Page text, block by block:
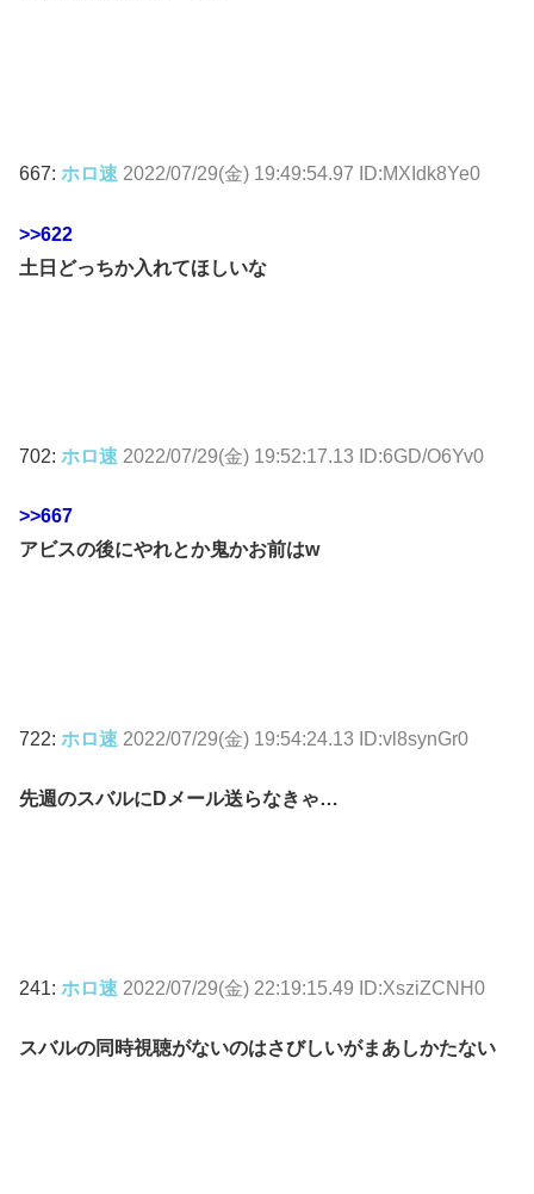
667: ホロ速 2022/07/29(金) 19:49:54.97 ID:MXIdk8Ye0
>>622
土日どっちか入れてほしいな
702: ホロ速 2022/07/29(金) 19:52:17.13 ID:6GD/O6Yv0
>>667
アビスの後にやれとか鬼かお前はw
722: ホロ速 2022/07/29(金) 19:54:24.13 ID:vl8synGr0
先週のスバルにDメール送らなきゃ…
241: ホロ速 2022/07/29(金) 22:19:15.49 ID:XsziZCNH0
スバルの同時視聴がないのはさびしいがまあしかたない